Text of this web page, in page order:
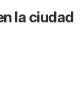
la ciudad